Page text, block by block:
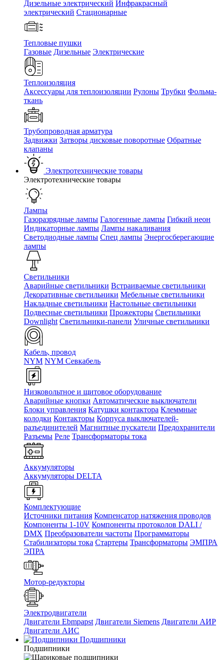
Дизельные электрический Инфракрасный
электрический Стационарные
Тепловые пушки
Газовые Дизельные Электрические
Теплоизоляция
Аксессуары для теплоизоляции Рулоны Трубки Фольма-
ткань
Трубопроводная арматура
Задвижки Затворы дисковые поворотные Обратные
клапаны
Электротехнические товары
Электротехнические товары
Лампы
Газоразрядные лампы Галогенные лампы Гибкий неон
Индикаторные лампы Лампы накаливания
Светодиодные лампы Спец лампы Энергосберегающие
лампы
Светильники
Аварийные светильники Встраиваемые светильники
Декоративные светильники Мебельные светильники
Накладные светильники Настольные светильники
Подвесные светильники Прожекторы Светильники
Downlight Светильники-панели Уличные светильники
Кабель, провод
NYM NYM Севкабель
Низковольтное и щитовое оборудование
Аварийные кнопки Автоматические выключатели
Блоки управления Катушки контактора Клеммные
колодки Контакторы Корпуса выключателей-
разъединителей Магнитные пускатели Предохранители
Разъемы Реле Трансформаторы тока
Аккумуляторы
Аккумуляторы DELTA
Комплектующие
Источники питания Компенсатор натяжения проводов
Компоненты 1-10V Компоненты протоколов DALI /
DMX Преобразователи частоты Программаторы
Стабилизаторы тока Стартеры Трансформаторы ЭМПРА
ЭПРА
Мотор-редукторы
Электродвигатели
Двигатели Ebmpapst Двигатели Siemens Двигатели АИР
Двигатели АИС
Подшипники
Подшипники